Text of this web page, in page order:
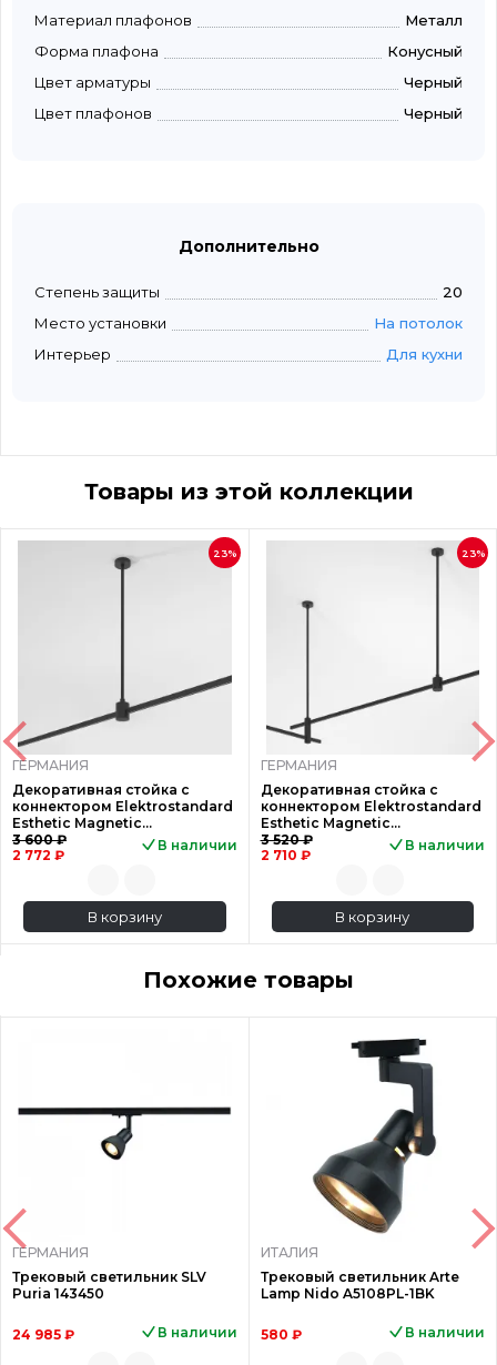
Материал плафонов
Металл
Форма плафона
Конусный
Цвет арматуры
Черный
Цвет плафонов
Черный
Дополнительно
Степень защиты
20
Место установки
На потолок
Интерьер
Для кухни
Товары из этой коллекции
23%
ГЕРМАНИЯ
Декоративная стойка с
коннектором Elektrostandard
Esthetic Magnetic
4690389202285 85153/00
a065449
3 600 ₽
2 772 ₽
В наличии
В корзину
23%
ГЕРМАНИЯ
Декоративная стойка с
коннектором Elektrostandard
Esthetic Magnetic
4690389202261 85152/00
a065448
3 520 ₽
2 710 ₽
В наличии
В корзину
Похожие товары
ГЕРМАНИЯ
Трековый светильник SLV
Puria 143450
24 985 ₽ В наличии
ИТАЛИЯ
Трековый светильник Arte
Lamp Nido A5108PL-1BK
580 ₽ В наличии